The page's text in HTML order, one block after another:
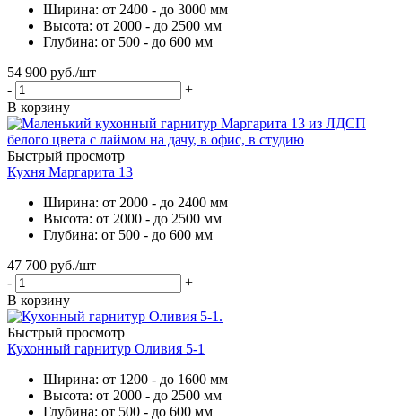
Ширина: от 2400 - до 3000 мм
Высота: от 2000 - до 2500 мм
Глубина: от 500 - до 600 мм
54 900 руб./шт
-
+
В корзину
Быстрый просмотр
Кухня Маргарита 13
Ширина: от 2000 - до 2400 мм
Высота: от 2000 - до 2500 мм
Глубина: от 500 - до 600 мм
47 700 руб./шт
-
+
В корзину
Быстрый просмотр
Кухонный гарнитур Оливия 5-1
Ширина: от 1200 - до 1600 мм
Высота: от 2000 - до 2500 мм
Глубина: от 500 - до 600 мм